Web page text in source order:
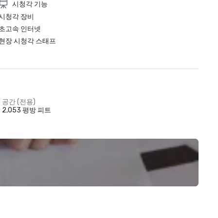
시청각 기능
청각 장비
고속 인터넷
장 시청각 스태프
공간 (전용)
2,053 평방 피트